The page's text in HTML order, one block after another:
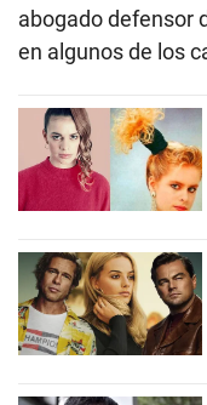
abogado defensor
en algunos de los